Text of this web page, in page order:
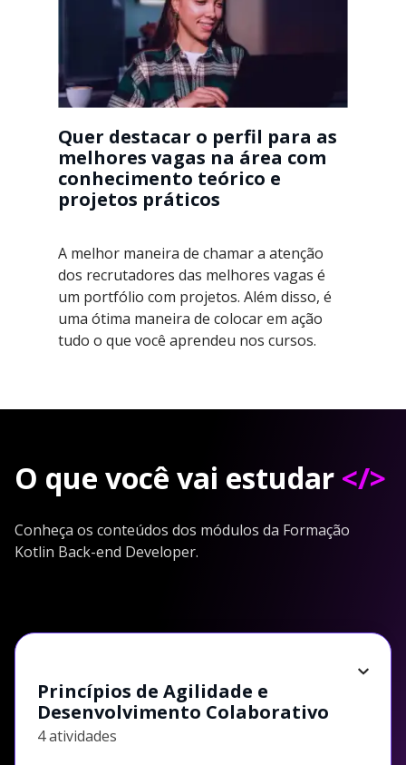
Quer destacar o perfil para as
melhores vagas na área com
conhecimento teórico e
projetos práticos
A melhor maneira de chamar a atenção
dos recrutadores das melhores vagas é
um portfólio com projetos. Além disso, é
uma ótima maneira de colocar em ação
tudo o que você aprendeu nos cursos.
O que você vai estudar </>
Conheça os conteúdos dos módulos da Formação
Kotlin Back-end Developer.
Princípios de Agilidade e
Desenvolvimento Colaborativo
4 atividades